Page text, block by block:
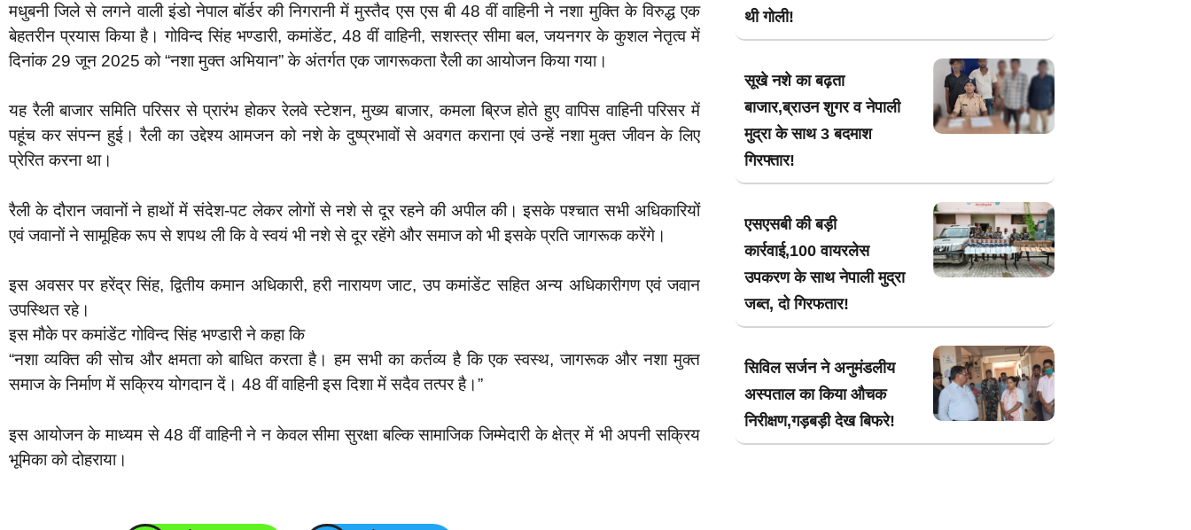
मधुबनी जिले से लगने वाली इंडो नेपाल बॉर्डर की निगरानी में मुस्तैद एस एस बी 48 वीं वाहिनी ने नशा मुक्ति के विरुद्ध एक
बेहतरीन प्रयास किया है। गोविन्द सिंह भण्डारी, कमांडेंट, 48 वीं वाहिनी, सशस्त्र सीमा बल, जयनगर के कुशल नेतृत्व में
दिनांक 29 जून 2025 को “नशा मुक्त अभियान” के अंतर्गत एक जागरूकता रैली का आयोजन किया गया।
यह रैली बाजार समिति परिसर से प्रारंभ होकर रेलवे स्टेशन, मुख्य बाजार, कमला ब्रिज होते हुए वापिस वाहिनी परिसर में
पहूंच कर संपन्न हुई। रैली का उद्देश्य आमजन को नशे के दुष्प्रभावों से अवगत कराना एवं उन्हें नशा मुक्त जीवन के लिए
प्रेरित करना था।
रैली के दौरान जवानों ने हाथों में संदेश-पट लेकर लोगों से नशे से दूर रहने की अपील की। इसके पश्चात सभी अधिकारियों
एवं जवानों ने सामूहिक रूप से शपथ ली कि वे स्वयं भी नशे से दूर रहेंगे और समाज को भी इसके प्रति जागरूक करेंगे।
इस अवसर पर हरेंद्र सिंह, द्वितीय कमान अधिकारी, हरी नारायण जाट, उप कमांडेंट सहित अन्य अधिकारीगण एवं जवान
उपस्थित रहे।
इस मौके पर कमांडेंट गोविन्द सिंह भण्डारी ने कहा कि
“नशा व्यक्ति की सोच और क्षमता को बाधित करता है। हम सभी का कर्तव्य है कि एक स्वस्थ, जागरूक और नशा मुक्त
समाज के निर्माण में सक्रिय योगदान दें। 48 वीं वाहिनी इस दिशा में सदैव तत्पर है।”
इस आयोजन के माध्यम से 48 वीं वाहिनी ने न केवल सीमा सुरक्षा बल्कि सामाजिक जिम्मेदारी के क्षेत्र में भी अपनी सक्रिय
भूमिका को दोहराया।
थी गोली!
सूखे नशे का बढ़ता
बाजार,ब्राउन शुगर व नेपाली
मुद्रा के साथ 3 बदमाश
गिरफ्तार!
एसएसबी की बड़ी
कार्रवाई,100 वायरलेस
उपकरण के साथ नेपाली मुद्रा
जब्त, दो गिरफतार!
सिविल सर्जन ने अनुमंडलीय
अस्पताल का किया औचक
निरीक्षण,गड़बड़ी देख बिफरे!